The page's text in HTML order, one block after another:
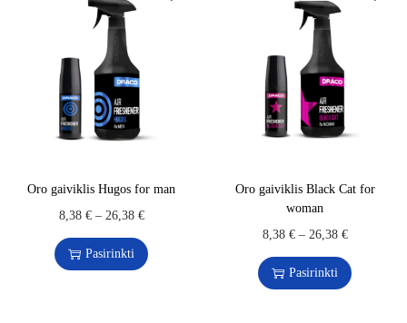
Oro gaiviklis Hugos for man
8,38 €– 26,38 €
Pasirinkti
Oro gaiviklis Black Cat for
woman
8,38 €– 26,38 €
Pasirinkti